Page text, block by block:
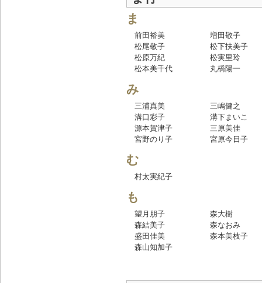
ま
前田裕美
増田敬子
松尾敬子
松下扶美子
松原万紀
松実里玲
松本美千代
丸橋陽一
み
三浦真美
三嶋健之
溝口彩子
溝下まいこ
源本賀津子
三原美佳
宮野のり子
宮原今日子
む
村太実紀子
も
望月朋子
森大樹
森結美子
森なおみ
盛田佳美
森本美枝子
森山知加子